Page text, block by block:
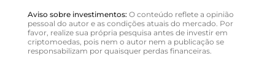
Aviso sobre investimentos: O conteúdo reflete a opinião
pessoal do autor e as condições atuais do mercado. Por
favor, realize sua própria pesquisa antes de investir em
criptomoedas, pois nem o autor nem a publicação se
responsabilizam por quaisquer perdas financeiras.